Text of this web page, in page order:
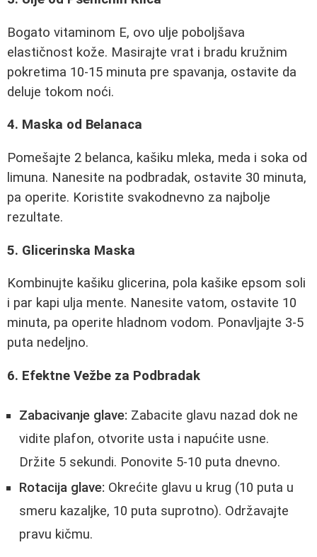
Bogato vitaminom E, ovo ulje poboljšava
elastičnost kože. Masirajte vrat i bradu kružnim
pokretima 10-15 minuta pre spavanja, ostavite da
deluje tokom noći.
4. Maska od Belanaca
Pomešajte 2 belanca, kašiku mleka, meda i soka od
limuna. Nanesite na podbradak, ostavite 30 minuta,
pa operite. Koristite svakodnevno za najbolje
rezultate.
5. Glicerinska Maska
Kombinujte kašiku glicerina, pola kašike epsom soli
i par kapi ulja mente. Nanesite vatom, ostavite 10
minuta, pa operite hladnom vodom. Ponavljajte 3-5
puta nedeljno.
6. Efektne Vežbe za Podbradak
Zabacivanje glave: Zabacite glavu nazad dok ne
vidite plafon, otvorite usta i napućite usne.
Držite 5 sekundi. Ponovite 5-10 puta dnevno.
Rotacija glave: Okrećite glavu u krug (10 puta u
smeru kazaljke, 10 puta suprotno). Održavajte
pravu kičmu.